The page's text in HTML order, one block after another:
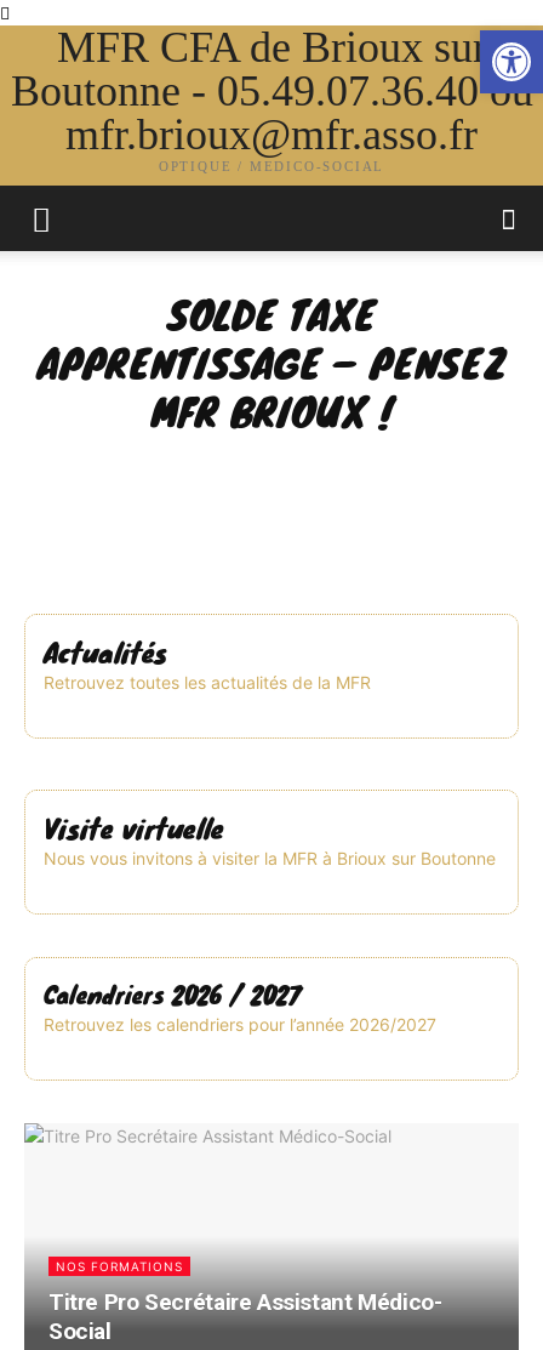
MFR CFA de Brioux sur
Boutonne - 05.49.07.36.40 ou
mfr.brioux@mfr.asso.fr
OPTIQUE / MEDICO-SOCIAL
SOLDE TAXE
APPRENTISSAGE – PENSEZ
MFR BRIOUX !
Actualités
Retrouvez toutes les actualités de la MFR
Visite virtuelle
Nous vous invitons à visiter la MFR à Brioux sur Boutonne
Calendriers 2026 / 2027
Retrouvez les calendriers pour l’année 2026/2027
NOS FORMATIONS
Titre Pro Secrétaire Assistant Médico-
Social
Ouvrir